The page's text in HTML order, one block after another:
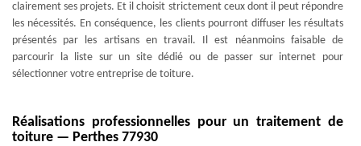
clairement ses projets. Et il choisit strictement ceux dont il peut répondre
les nécessités. En conséquence, les clients pourront diffuser les résultats
présentés par les artisans en travail. Il est néanmoins faisable de
parcourir la liste sur un site dédié ou de passer sur internet pour
sélectionner votre entreprise de toiture.
Réalisations professionnelles pour un traitement de
toiture — Perthes 77930